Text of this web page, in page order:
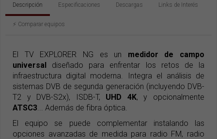
Descripción Especificaciones Descargas Links de Interés
⚡️ Comparar equipos
El TV EXPLORER NG es un medidor de campo
universal diseñado para enfrentar los retos de la
infraestructura digital moderna. Integra el análisis de
sistemas DVB de segunda generación (incluyendo DVB-
T2 y DVB-S2x), ISDB-T, UHD 4K, y opcionalmente
ATSC3... Además de fibra óptica.
El equipo se puede complementar instalando las
opciones avanzadas de medida para radio FM, radio